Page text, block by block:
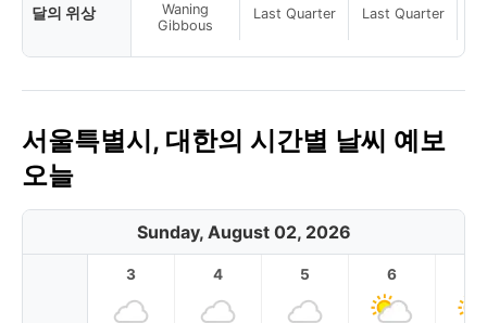
달의 위상
Waning
Gibbous
Last Quarter Last Quarter
서울특별시, 대한의 시간별 날씨 예보
오늘
Sunday, August 02, 2026
3 4 5 6